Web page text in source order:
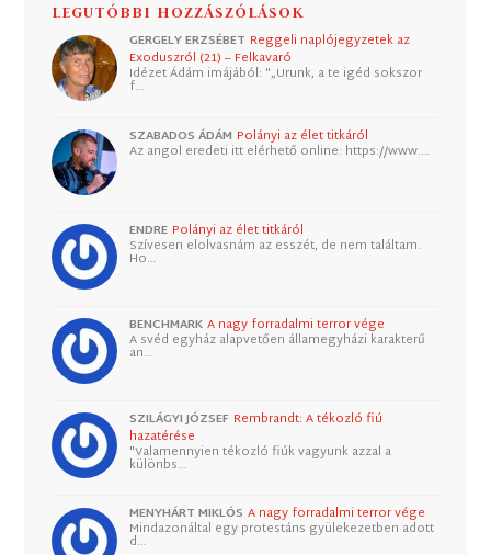
LEGUTÓBBI HOZZÁSZÓLÁSOK
GERGELY ERZSÉBET Reggeli naplójegyzetek az
Exoduszról (21) – Felkavaró
Idézet Ádám imájából: "„Urunk, a te igéd sokszor
f…
SZABADOS ÁDÁM Polányi az élet titkáról
Az angol eredeti itt elérhető online: https://www.…
ENDRE Polányi az élet titkáról
Szívesen elolvasnám az esszét, de nem találtam.
Ho…
BENCHMARK A nagy forradalmi terror vége
A svéd egyház alapvetően államegyházi karakterű
an…
SZILÁGYI JÓZSEF Rembrandt: A tékozló fiú
hazatérése
"Valamennyien tékozló fiúk vagyunk azzal a
különbs…
MENYHÁRT MIKLÓS A nagy forradalmi terror vége
Mindazonáltal egy protestáns gyülekezetben adott
d…